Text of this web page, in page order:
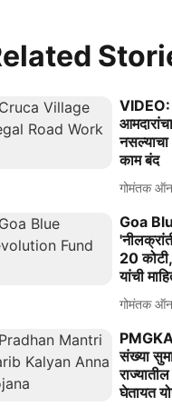
VIDEO:
नसल्‍याचा
काम बंद
गोमंतक
Goa
20
यांची
गोमंतक
संख्‍या
घेतायत